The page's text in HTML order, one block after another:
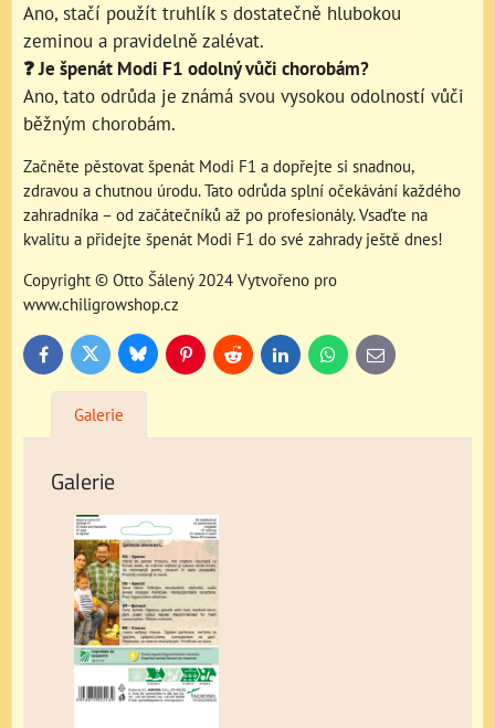
Ano, stačí použít truhlík s dostatečně hlubokou
zeminou a pravidelně zalévat.
❓ Je špenát Modi F1 odolný vůči chorobám?
Ano, tato odrůda je známá svou vysokou odolností vůči
běžným chorobám.
Začněte pěstovat špenát Modi F1 a dopřejte si snadnou,
zdravou a chutnou úrodu. Tato odrůda splní očekávání každého
zahradníka – od začátečníků až po profesionály. Vsaďte na
kvalitu a přidejte špenát Modi F1 do své zahrady ještě dnes!
Copyright © Otto Šálený 2024 Vytvořeno pro
www.chiligrowshop.cz
FacebookTwitter BlueskyPinterestReddit LinkedInWhatsApp
E-
mail
Galerie
Galerie